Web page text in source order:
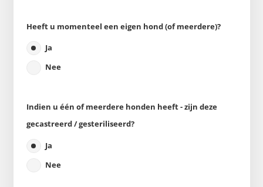
Heeft u momenteel een eigen hond (of meerdere)?
Ja
Nee
Indien u één of meerdere honden heeft - zijn deze
gecastreerd / gesteriliseerd?
Ja
Nee